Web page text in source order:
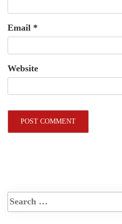
Email *
Website